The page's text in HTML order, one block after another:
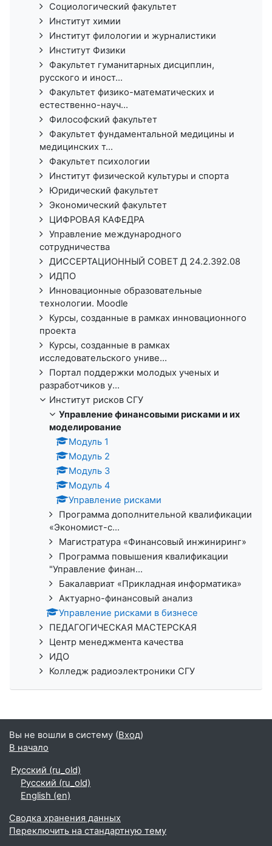
Социологический факультет
Институт химии
Институт филологии и журналистики
Институт Физики
Факультет гуманитарных дисциплин,
русского и иност...
Факультет физико-математических и
естественно-науч...
Философский факультет
Факультет фундаментальной медицины и
медицинских т...
Факультет психологии
Институт физической культуры и спорта
Юридический факультет
Экономический факультет
ЦИФРОВАЯ КАФЕДРА
Управление международного
сотрудничества
ДИССЕРТАЦИОННЫЙ СОВЕТ Д 24.2.392.08
ИДПО
Инновационные образовательные
технологии. Moodle
Курсы, созданные в рамках инновационного
проекта
Курсы, созданные в рамках
исследовательского униве...
Портал поддержки молодых ученых и
разработчиков у...
Институт рисков СГУ
Управление финансовыми рисками и их
моделирование
Модуль 1
Модуль 2
Модуль 3
Модуль 4
Управление рисками
Программа дополнительной квалификации
«Экономист-с...
Магистратура «Финансовый инжиниринг»
Программа повышения квалификации
"Управление финан...
Бакалавриат «Прикладная информатика»
Актуарно-финансовый анализ
Управление рисками в бизнесе
ПЕДАГОГИЧЕСКАЯ МАСТЕРСКАЯ
Центр менеджмента качества
ИДО
Колледж радиоэлектроники СГУ
Вы не вошли в систему (Вход)
В начало
Русский ‎(ru_old)‎
Русский ‎(ru_old)‎
English ‎(en)‎
Сводка хранения данных
Переключить на стандартную тему